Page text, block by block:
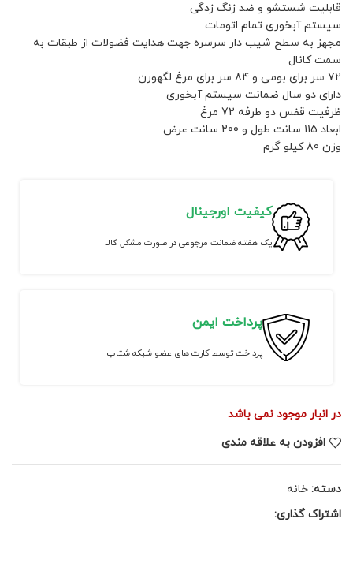
قابلیت شستشو و ضد زنگ زدگی
سیستم آبخوری تمام اتومات
مجهز به سطح شیب دار سرسره جهت هدایت فضولات از طبقات به
سمت کانال
72 سر برای بومی و 84 سر برای مرغ لگهورن
دارای دو سال ضمانت سیستم آبخوری
ظرفیت قفس دو طرفه 72 مرغ
ابعاد 115 سانت طول و 200 سانت عرض
وزن 80 کیلو گرم
کیفیت اورجینال
یک هفته ضمانت مرجوعی در صورت مشکل کالا
پرداخت ایمن
پرداخت توسط کارت های عضو شبکه شتاب
در انبار موجود نمی باشد
افزودن به علاقه مندی
دسته: خانه
اشتراک گذاری: